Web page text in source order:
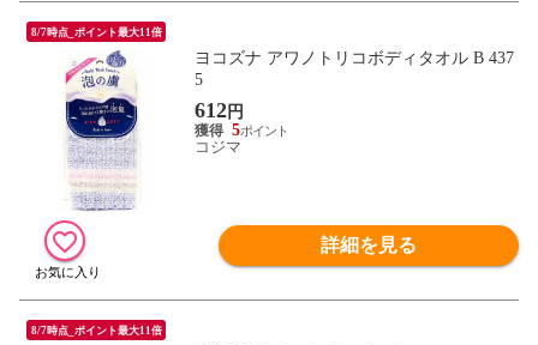
8/7時点_ポイント最大11倍
ヨコズナ アワノトリコボディタオル B 437
5
612円
5
コジマ
詳細を見る
8/7時点_ポイント最大11倍